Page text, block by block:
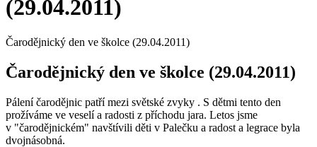
(29.04.2011)
Čarodějnický den ve školce (29.04.2011)
Čarodějnický den ve školce (29.04.2011)
Pálení čarodějnic patří mezi světské zvyky . S dětmi tento den
prožíváme ve veselí a radosti z příchodu jara. Letos jsme
v "čarodějnickém" navštívili děti v Palečku a radost a legrace byla
dvojnásobná.